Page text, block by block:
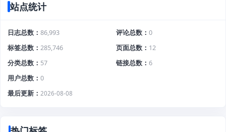
站点统计
日志总数 86,993 评论总数
0
标签总数
285,746 页面总数
12
分类总数
57 链接总数
6
用户总数
0
最后更新
2026-08-08